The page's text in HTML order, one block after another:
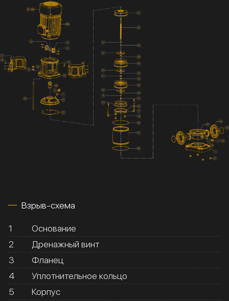
Взрыв-схема
1
Основание
2
Дренажный винт
3
Фланец
4
Уплотнительное кольцо
5
Корпус